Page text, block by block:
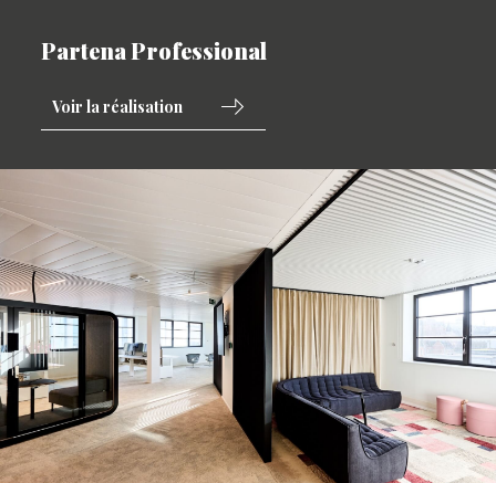
Partena Professional
Voir la réalisation